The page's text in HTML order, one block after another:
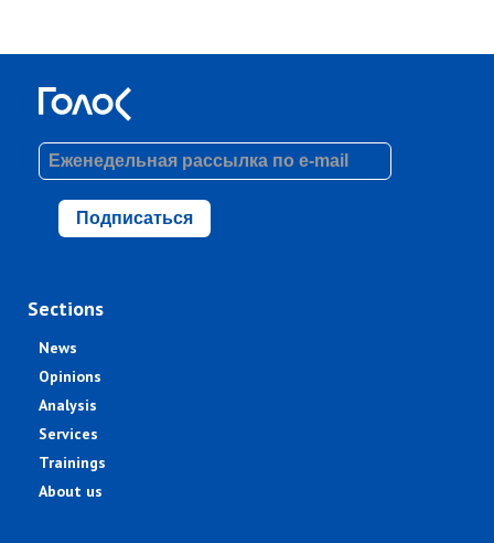
Подписаться
Sections
News
Opinions
Analysis
Services
Trainings
About us